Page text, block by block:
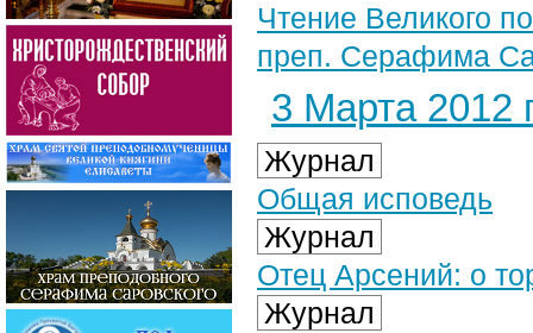
Чтение Великого
преп. Серафима
3 Марта 2012
Журнал
Общая исповедь
Журнал
Отец Арсений: о
Журнал